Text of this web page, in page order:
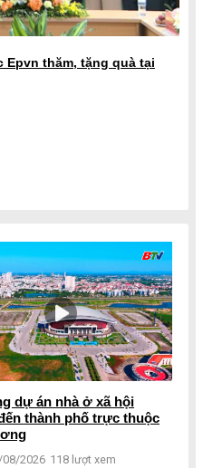
thăm, tặng quà tại
dự án nhà ở xã hội
thành phố trực thuộc
08/2026 118 lượt xem